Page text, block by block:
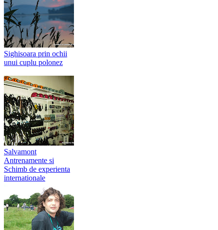
Sighisoara prin ochii
unui cuplu polonez
Salvamont
Antrenamente si
Schimb de experienta
internationale